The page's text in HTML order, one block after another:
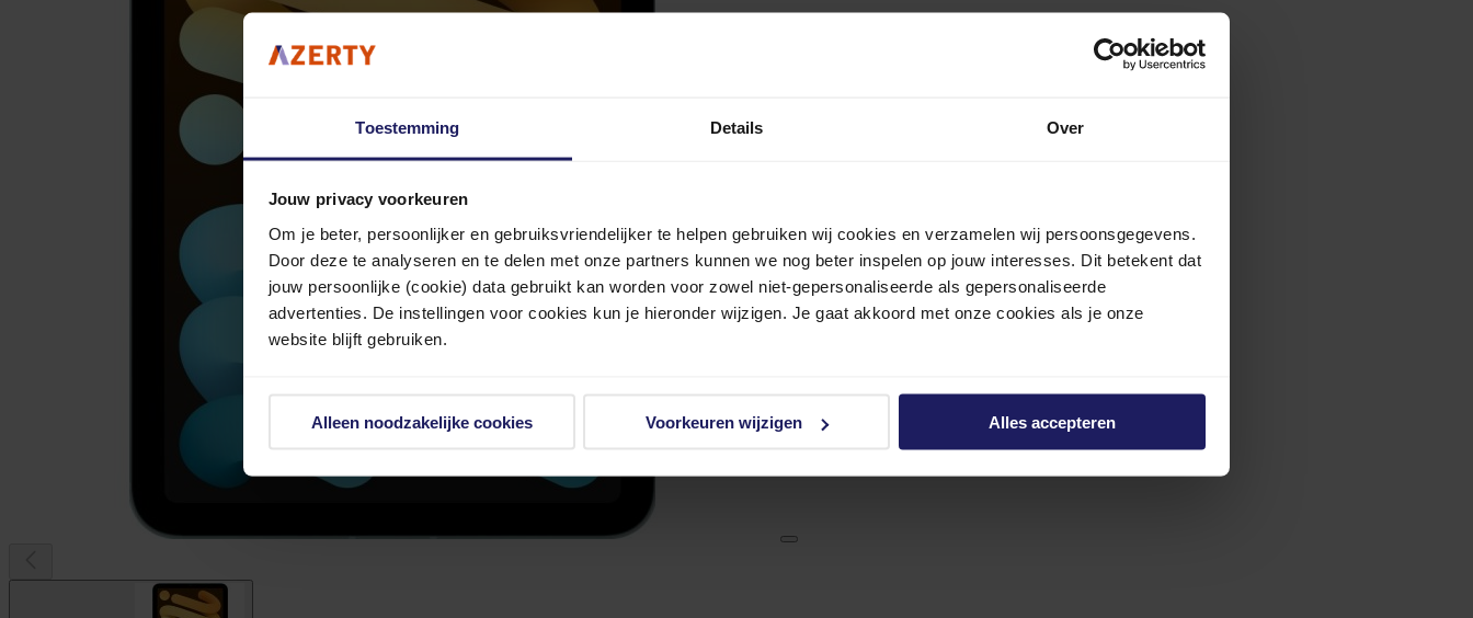
Toestemming Details Over
Jouw privacy voorkeuren
Om je beter, persoonlijker en gebruiksvriendelijker te helpen gebruiken wij cookies en verzamelen wij persoonsgegevens.
Door deze te analyseren en te delen met onze partners kunnen we nog beter inspelen op jouw interesses. Dit betekent dat
jouw persoonlijke (cookie) data gebruikt kan worden voor zowel niet-gepersonaliseerde als gepersonaliseerde
advertenties. De instellingen voor cookies kun je hieronder wijzigen. Je gaat akkoord met onze cookies als je onze
website blijft gebruiken.
Alleen noodzakelijke cookies Voorkeuren wijzigen Alles accepteren